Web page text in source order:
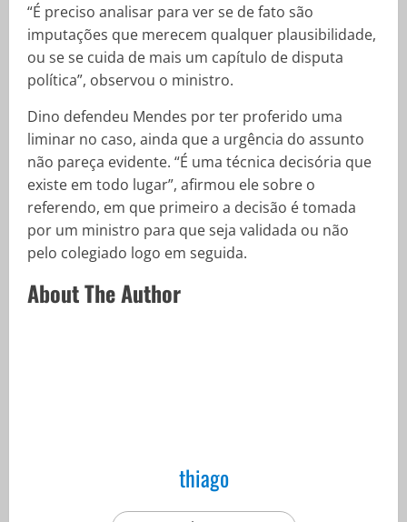
“É preciso analisar para ver se de fato são
imputações que merecem qualquer plausibilidade,
ou se se cuida de mais um capítulo de disputa
política”, observou o ministro.
Dino defendeu Mendes por ter proferido uma
liminar no caso, ainda que a urgência do assunto
não pareça evidente. “É uma técnica decisória que
existe em todo lugar”, afirmou ele sobre o
referendo, em que primeiro a decisão é tomada
por um ministro para que seja validada ou não
pelo colegiado logo em seguida.
About The Author
thiago